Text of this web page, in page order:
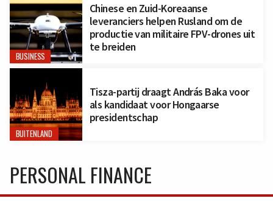
BUSINESS
Chinese en Zuid-Koreaanse
leveranciers helpen Rusland om de
productie van militaire FPV-drones uit
te breiden
BUITENLAND
Tisza-partij draagt András Baka voor
als kandidaat voor Hongaarse
presidentschap
PERSONAL FINANCE